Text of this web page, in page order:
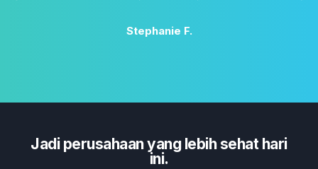
Stephanie F.
Jadi perusahaan yang lebih sehat hari
ini.